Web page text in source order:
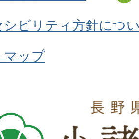
シビリティ方針につ
マップ